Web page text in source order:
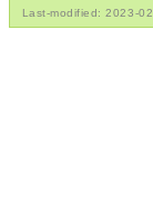
Last-modified: 2023-